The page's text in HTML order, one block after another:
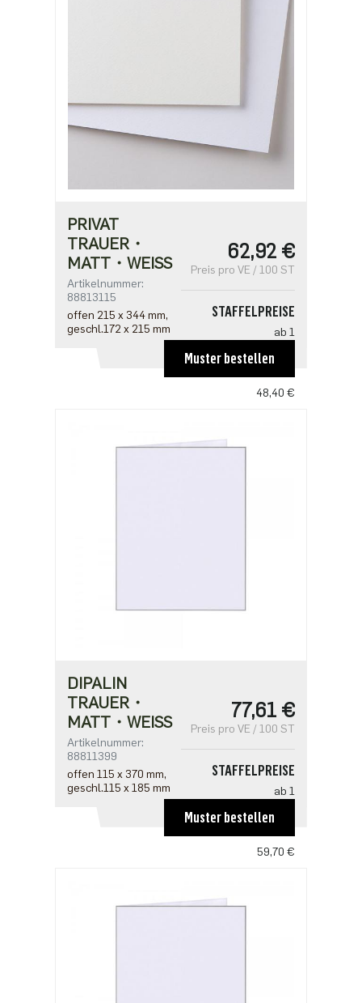
PRIVAT
TRAUER・
MATT・WEISS
Artikelnummer:
88813115
offen 215 x 344 mm,
geschl.172 x 215 mm
62,92 €
Preis pro VE / 100 ST
STAFFELPREISE
ab 1
62,92 €
48,40 €
Muster bestellen
DIPALIN
TRAUER・
MATT・WEISS
Artikelnummer:
88811399
offen 115 x 370 mm,
geschl.115 x 185 mm
77,61 €
Preis pro VE / 100 ST
STAFFELPREISE
ab 1
77,61 €
59,70 €
Muster bestellen